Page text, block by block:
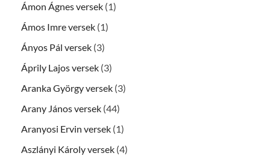
Ámon Ágnes versek (1)
Ámos Imre versek (1)
Ányos Pál versek (3)
Áprily Lajos versek (3)
Aranka György versek (3)
Arany János versek (44)
Aranyosi Ervin versek (1)
Aszlányi Károly versek (4)